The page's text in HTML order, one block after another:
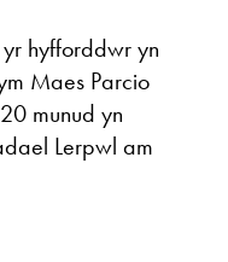
hyfforddwr yn
Maes Parcio
munud yn
Lerpwl am